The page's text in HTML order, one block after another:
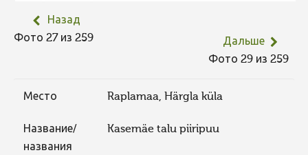
Назад
Фото 27 из 259
Дальше
Фото 29 из 259
Место Raplamaa, Härgla küla
Название/
названия
Kasemäe talu piiripuu